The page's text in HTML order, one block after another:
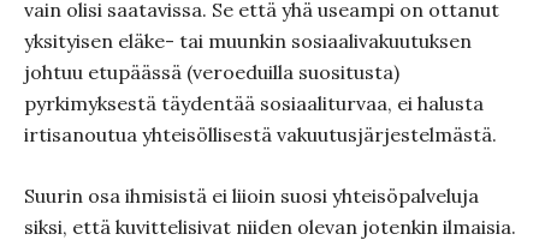
vain olisi saatavissa. Se että yhä useampi on ottanut
yksityisen eläke- tai muunkin sosiaalivakuutuksen
johtuu etupäässä (veroeduilla suositusta)
pyrkimyksestä täydentää sosiaaliturvaa, ei halusta
irtisanoutua yhteisöllisestä vakuutusjärjestelmästä.
Suurin osa ihmisistä ei liioin suosi yhteisöpalveluja
siksi, että kuvittelisivat niiden olevan jotenkin ilmaisia.